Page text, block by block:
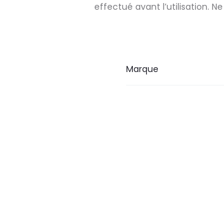
effectué avant l’utilisation.
Marque